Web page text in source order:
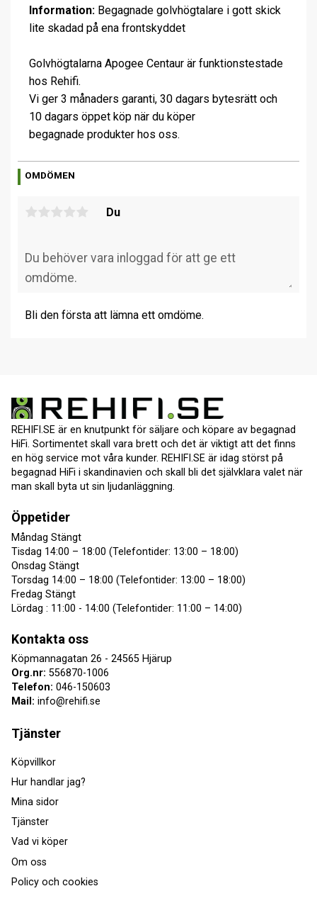
Information: Begagnade golvhögtalare i gott skick
lite skadad på ena frontskyddet
Golvhögtalarna Apogee Centaur är funktionstestade
hos Rehifi.
Vi ger 3 månaders garanti, 30 dagars bytesrätt och
10 dagars öppet köp när du köper
begagnade produkter hos oss.
OMDÖMEN
Du
Bli den första att lämna ett omdöme.
REHIFI.SE är en knutpunkt för säljare och köpare av begagnad
HiFi. Sortimentet skall vara brett och det är viktigt att det finns
en hög service mot våra kunder. REHIFI.SE är idag störst på
begagnad HiFi i skandinavien och skall bli det självklara valet när
man skall byta ut sin ljudanläggning.
Öppetider
Måndag Stängt
Tisdag 14:00 – 18:00 (Telefontider: 13:00 – 18:00)
Onsdag Stängt
Torsdag 14:00 – 18:00 (Telefontider: 13:00 – 18:00)
Fredag Stängt
Lördag : 11:00 - 14:00 (Telefontider: 11:00 – 14:00)
Kontakta oss
Köpmannagatan 26 - 24565 Hjärup
Org.nr: 556870-1006
Telefon: 046-150603
Mail: info@rehifi.se
Tjänster
Köpvillkor
Hur handlar jag?
Mina sidor
Tjänster
Vad vi köper
Om oss
Policy och cookies